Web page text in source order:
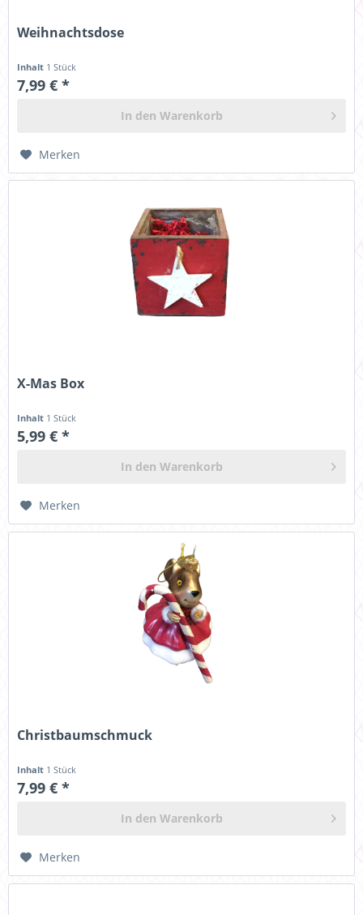
Weihnachtsdose
Inhalt 1 Stück
7,99 € *
In den Warenkorb
Merken
X-Mas Box
Inhalt 1 Stück
5,99 € *
In den Warenkorb
Merken
Christbaumschmuck
Inhalt 1 Stück
7,99 € *
In den Warenkorb
Merken